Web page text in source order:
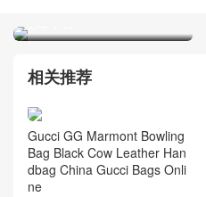
相关推荐
Gucci GG Marmont Bowling
Bag Black Cow Leather Han
dbag China Gucci Bags Onli
ne